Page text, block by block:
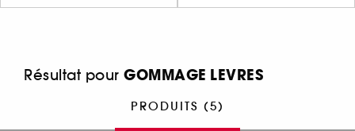
Résultat pour GOMMAGE LEVRES
PRODUITS (5)